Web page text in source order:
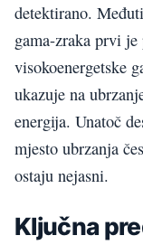
detektirano.
gama-zraka prvi
visokoenergetske
ukazuje na
energija. Unatoč
mjesto ubrzanja
ostaju nejasni.
Ključna